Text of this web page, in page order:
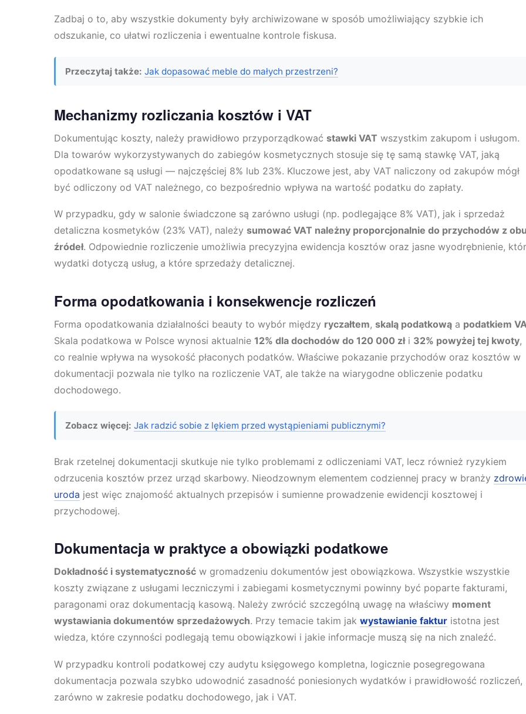
Zadbaj o to, aby wszystkie dokumenty były archiwizowane w sposób umożliwiający szybkie ich
odszukanie, co ułatwi rozliczenia i ewentualne kontrole fiskusa.
Przeczytaj także: Jak dopasować meble do małych przestrzeni?
Mechanizmy rozliczania kosztów i VAT
Dokumentując koszty, należy prawidłowo przyporządkować stawki VAT wszystkim zakupom i usługom.
Dla towarów wykorzystywanych do zabiegów kosmetycznych stosuje się tę samą stawkę VAT, jaką
opodatkowane są usługi — najczęściej 8% lub 23%. Kluczowe jest, aby VAT naliczony od zakupów mógł
być odliczony od VAT należnego, co bezpośrednio wpływa na wartość podatku do zapłaty.
W przypadku, gdy w salonie świadczone są zarówno usługi (np. podlegające 8% VAT), jak i sprzedaż
detaliczna kosmetyków (23% VAT), należy sumować VAT należny proporcjonalnie do przychodów z
źródeł. Odpowiednie rozliczenie umożliwia precyzyjna ewidencja kosztów oraz jasne wyodrębnienie,
wydatki dotyczą usług, a które sprzedaży detalicznej.
Forma opodatkowania i konsekwencje rozliczeń
Forma opodatkowania działalności beauty to wybór między ryczałtem, skalą podatkową a podatkiem
Skala podatkowa w Polsce wynosi aktualnie 12% dla dochodów do 120 000 złi 32% powyżej tej kwoty,
co realnie wpływa na wysokość płaconych podatków. Właściwe pokazanie przychodów oraz kosztów w
dokumentacji pozwala nie tylko na rozliczenie VAT, ale także na wiarygodne obliczenie podatku
dochodowego.
Zobacz więcej: Jak radzić sobie z lękiem przed wystąpieniami publicznymi?
Brak rzetelnej dokumentacji skutkuje nie tylko problemami z odliczeniami VAT, lecz również ryzykiem
odrzucenia kosztów przez urząd skarbowy. Nieodzownym elementem codziennej pracy w branży
uroda jest więc znajomość aktualnych przepisów i sumienne prowadzenie ewidencji kosztowej i
przychodowej.
Dokumentacja w praktyce a obowiązki podatkowe
Dokładność i systematyczność w gromadzeniu dokumentów jest obowiązkowa. Wszystkie wszystkie
koszty związane z usługami leczniczymi i zabiegami kosmetycznymi powinny być poparte fakturami,
paragonami oraz dokumentacją kasową. Należy zwrócić szczególną uwagę na właściwy moment
wystawiania dokumentów sprzedażowych. Przy temacie takim jak wystawianie faktur istotna jest
wiedza, które czynności podlegają temu obowiązkowi i jakie informacje muszą się na nich znaleźć.
W przypadku kontroli podatkowej czy audytu księgowego kompletna, logicznie posegregowana
dokumentacja pozwala szybko udowodnić zasadność poniesionych wydatków i prawidłowość rozliczeń,
zarówno w zakresie podatku dochodowego, jak i VAT.